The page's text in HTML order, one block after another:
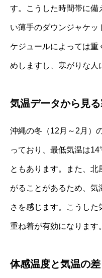
す。こうした時間帯に備
い薄手のダウンジャケッ
ケジュールによっては重
めしますし、寒がりな人
気温データから見
沖縄の冬（12月～2月）
っており、最低気温は
ともあります。また、
がることがあるため、気
さを感じます。こうした
重ね着が有効になります。
体感温度と気温の差